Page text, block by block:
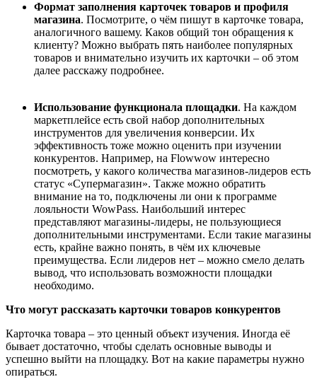
Формат заполнения карточек товаров и профиля
магазина. Посмотрите, о чём пишут в карточке товара,
аналогичного вашему. Каков общий тон обращения к
клиенту? Можно выбрать пять наиболее популярных
товаров и внимательно изучить их карточки – об этом
далее расскажу подробнее.
Использование функционала площадки. На каждом
маркетплейсе есть свой набор дополнительных
инструментов для увеличения конверсии. Их
эффективность тоже можно оценить при изучении
конкурентов. Например, на Flowwow интересно
посмотреть, у какого количества магазинов-лидеров есть
статус «Супермагазин». Также можно обратить
внимание на то, подключены ли они к программе
лояльности WowPass. Наибольший интерес
представляют магазины-лидеры, не пользующиеся
дополнительными инструментами. Если такие магазины
есть, крайне важно понять, в чём их ключевые
преимущества. Если лидеров нет – можно смело делать
вывод, что использовать возможности площадки
необходимо.
Что могут рассказать карточки товаров конкурентов
Карточка товара – это ценный объект изучения. Иногда её
бывает достаточно, чтобы сделать основные выводы и
успешно выйти на площадку. Вот на какие параметры нужно
опираться.